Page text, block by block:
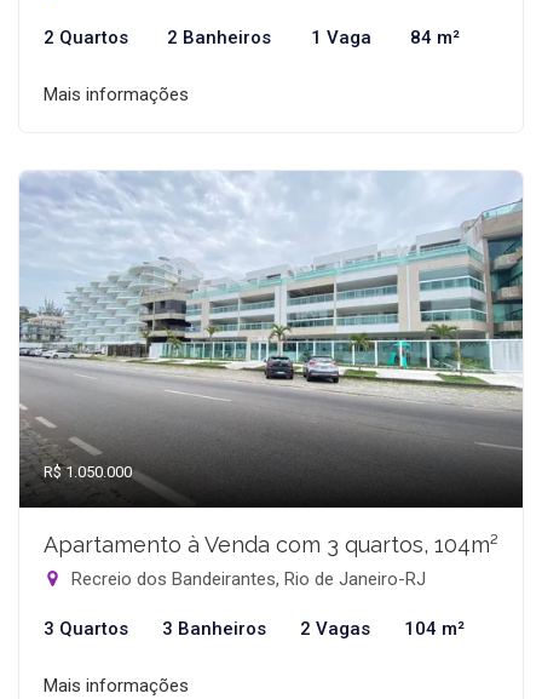
2 Quartos 2 Banheiros 1 Vaga 84 m²
Mais informações
R$ 1.050.000
Apartamento à Venda com 3 quartos, 104m²
Recreio dos Bandeirantes, Rio de Janeiro-RJ
3 Quartos 3 Banheiros 2 Vagas 104 m²
Mais informações